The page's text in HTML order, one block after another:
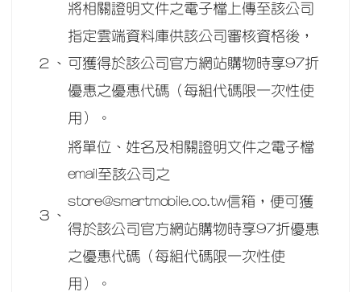
２、
將相關證明文件之電子檔上傳至該公司
指定雲端資料庫供該公司審核資格後，
可獲得於該公司官方網站購物時享97折
優惠之優惠代碼（每組代碼限一次性使
用）。
３、
將單位、姓名及相關證明文件之電子檔
email至該公司之
store@smartmobile.co.tw信箱，便可獲
得於該公司官方網站購物時享97折優惠
之優惠代碼（每組代碼限一次性使
用）。